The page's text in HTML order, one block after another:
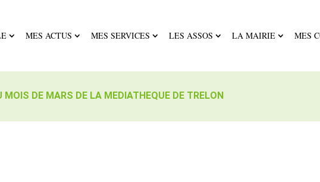
MES ACTUS MES SERVICES LES ASSOS LA MAIRIE MES
MOIS DE MARS DE LA MEDIATHEQUE DE TRELON